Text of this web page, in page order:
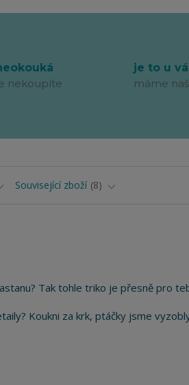
nekoupíte
je to u
máme
Související zboží 8
Tak tohle triko je přesně pro
Koukni za krk, ptáčky jsme